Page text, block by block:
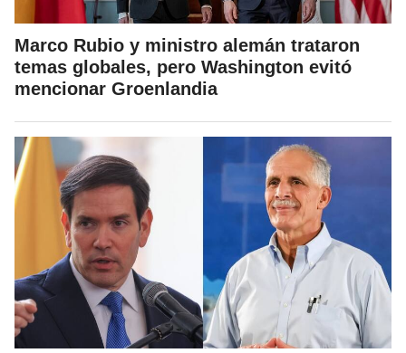
Marco Rubio y ministro alemán trataron
temas globales, pero Washington evitó
mencionar Groenlandia